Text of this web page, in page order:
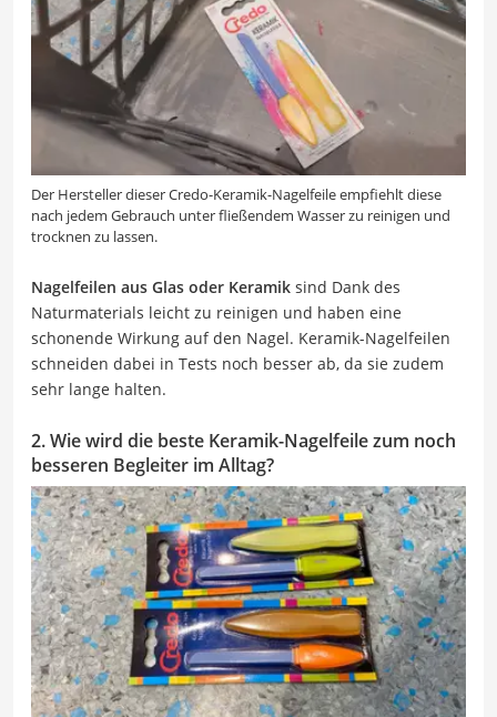
Der Hersteller dieser Credo-Keramik-Nagelfeile empfiehlt diese
nach jedem Gebrauch unter fließendem Wasser zu reinigen und
trocknen zu lassen.
Nagelfeilen aus Glas oder Keramik sind Dank des
Naturmaterials leicht zu reinigen und haben eine
schonende Wirkung auf den Nagel. Keramik-Nagelfeilen
schneiden dabei in Tests noch besser ab, da sie zudem
sehr lange halten.
2. Wie wird die beste Keramik-Nagelfeile zum noch
besseren Begleiter im Alltag?